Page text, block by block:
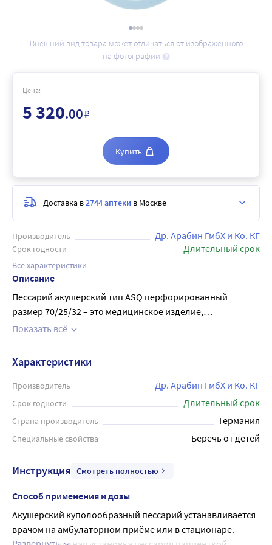
Внешний вид товара может отличаться от изображённого
на фотографии
Производитель Др. Арабин ГмбХ и Ко. КГ
Срок годности Длительный срок
Все характеристики
Описание
Пессарий акушерский тип АSQ перфорированный
размер 70/25/32 – это медицинское изделие,
применяемое у беременных женщин с истмико-
угрозы преждевременных родов. Применяется для
удержания матки в необходимом естественном
положении, а также для фиксации укороченной шейки
матки с угрожающим дальнейшим раскрытием. Подбор
врач акушер-гинеколог. Установка возможна как в
условиях стационара, так и амбулаторно.
используемый вид акушерского пессария, который имеет
для фиксации на шейке матки и маленькие
функциональные отверстия для оттока влагалищного
секрета. Акушерский пессарий Dr.Arabin сделан из
Показать всё
Цена:
5 320.00₽
Купить
Доставка в2744 аптеки в Москве
Характеристики
Производитель Др. Арабин ГмбХ и Ко. КГ
Срок годности Длительный срок
Страна производитель Германия
Специальные свойства Беречь от детей
Инструкция Смотреть полностью
Способ применения и дозы
Акушерский куполообразный пессарий устанавливается
врачом на амбулаторном приёме или в стационаре.